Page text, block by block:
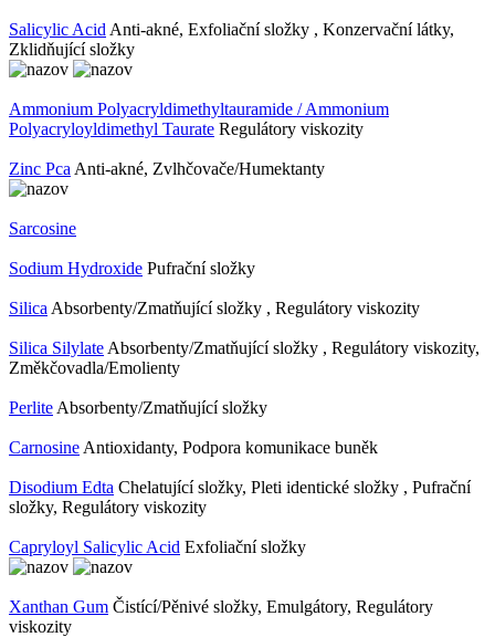
Salicylic Acid Anti-akné, Exfoliační složky , Konzervační látky,
Zklidňující složky
Ammonium Polyacryldimethyltauramide / Ammonium
Polyacryloyldimethyl Taurate Regulátory viskozity
Zinc Pca Anti-akné, Zvlhčovače/Humektanty
Sarcosine
Sodium Hydroxide Pufrační složky
Silica Absorbenty/Zmatňující složky , Regulátory viskozity
Silica Silylate Absorbenty/Zmatňující složky , Regulátory viskozity,
Změkčovadla/Emolienty
Perlite Absorbenty/Zmatňující složky
Carnosine Antioxidanty, Podpora komunikace buněk
Disodium Edta Chelatující složky, Pleti identické složky , Pufrační
složky, Regulátory viskozity
Capryloyl Salicylic Acid Exfoliační složky
Xanthan Gum Čistící/Pěnivé složky, Emulgátory, Regulátory
viskozity